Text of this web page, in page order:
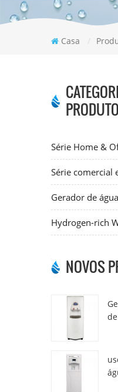
Casa /
Série Home &
Série comercial
Gerador de
Hydrogen-rich
NOVOS